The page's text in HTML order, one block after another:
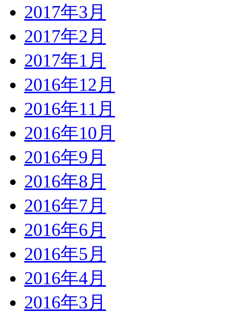
2017年3月
2017年2月
2017年1月
2016年12月
2016年11月
2016年10月
2016年9月
2016年8月
2016年7月
2016年6月
2016年5月
2016年4月
2016年3月